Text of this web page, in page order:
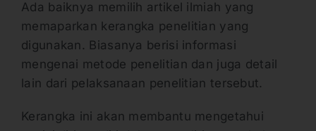
Ada baiknya memilih artikel ilmiah yang
memaparkan kerangka penelitian yang
digunakan. Biasanya berisi informasi
mengenai metode penelitian dan juga detail
lain dari pelaksanaan penelitian tersebut.
Kerangka ini akan membantu mengetahui